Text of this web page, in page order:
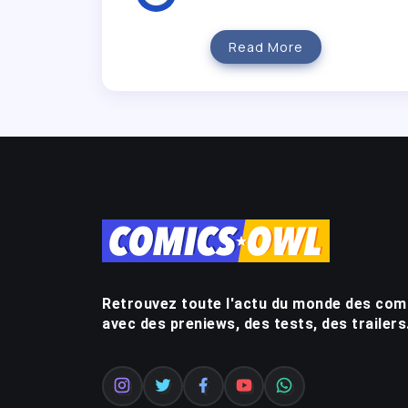
Read More
Retrouvez toute l'actu du monde des
avec des preniews, des tests, des